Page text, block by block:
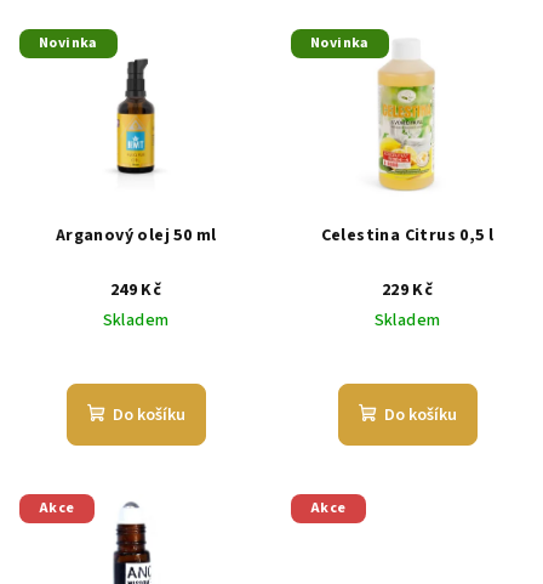
Novinka
Arganový olej 50 ml
249 Kč
Skladem
Do košíku
Novinka
Celestina Citrus 0,5 l
229 Kč
Skladem
Do košíku
Akce Akce